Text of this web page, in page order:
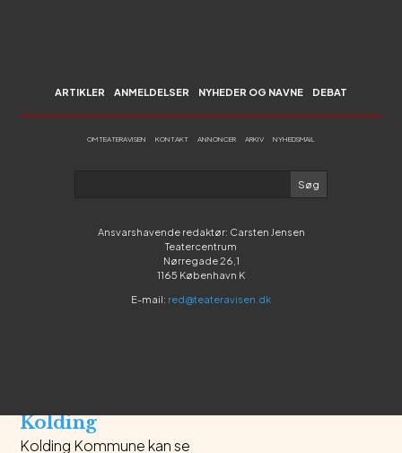
Læs mere
Dansehallerne 13.-16.
februar på forestillinger
legeplads for børn på 0-9
år og deres voksne
Kolding
Kolding Kommune kan se
ARTIKLER ANMELDELSER NYHEDER OG NAVNE DEBAT
OM TEATERAVISEN KONTAKT ANNONCER ARKIV NYHEDSMAIL
Ansvarshavende redaktør: Carsten Jensen
Teatercentrum
Nørregade 26,1
1165 København K
E-mail: red@teateravisen.dk